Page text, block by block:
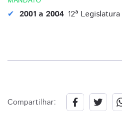
2001 a 2004 12ª Legislatura
Compartilhar: